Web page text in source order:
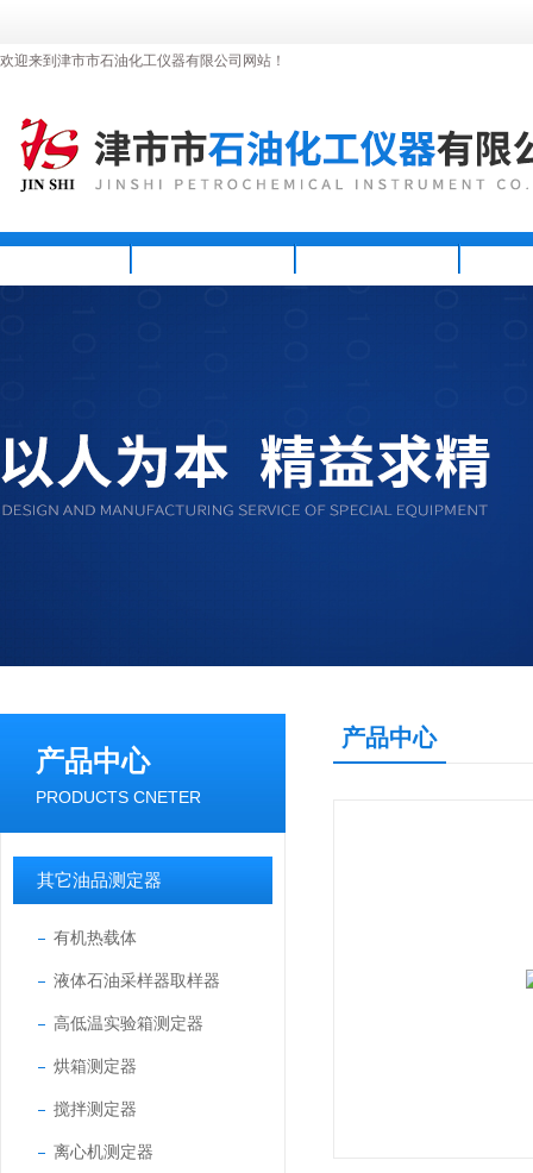
欢迎来到津市市石油化工仪器有限公司网站！
产品中心
PRODUCTS CNETER
其它油品测定器
有机热载体
液体石油采样器取样器
高低温实验箱测定器
烘箱测定器
搅拌测定器
离心机测定器
产品中心